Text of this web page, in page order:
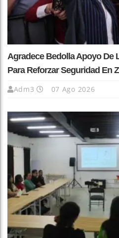
Agradece Bedolla Apoyo De
Para Reforzar Seguridad En
Adm3 07 Ago 2026